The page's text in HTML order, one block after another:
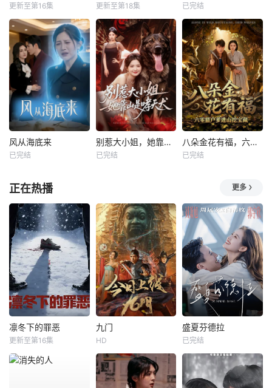
更新至第16集 更新至第18集 已完结
风从海底来
已完结
别惹大小姐，她靠山是哮天犬
已完结
八朵金花有福，六零猎户爹进山挖宝藏
已完结
正在热播 更多
凛冬下的罪恶
更新至第16集
九门
HD
盛夏芬德拉
已完结